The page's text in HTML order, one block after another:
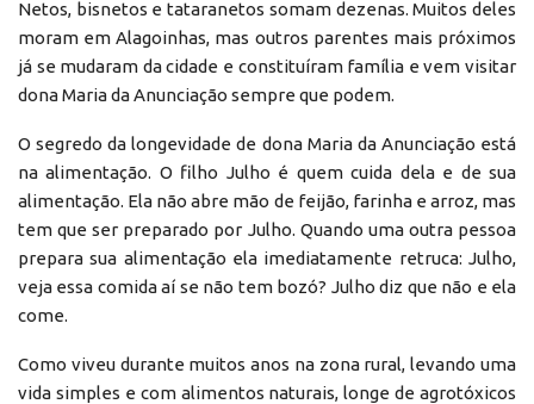
Netos, bisnetos e tataranetos somam dezenas. Muitos deles
moram em Alagoinhas, mas outros parentes mais próximos
já se mudaram da cidade e constituíram família e vem visitar
dona Maria da Anunciação sempre que podem.
O segredo da longevidade de dona Maria da Anunciação está
na alimentação. O filho Julho é quem cuida dela e de sua
alimentação. Ela não abre mão de feijão, farinha e arroz, mas
tem que ser preparado por Julho. Quando uma outra pessoa
prepara sua alimentação ela imediatamente retruca: Julho,
veja essa comida aí se não tem bozó? Julho diz que não e ela
come.
Como viveu durante muitos anos na zona rural, levando uma
vida simples e com alimentos naturais, longe de agrotóxicos